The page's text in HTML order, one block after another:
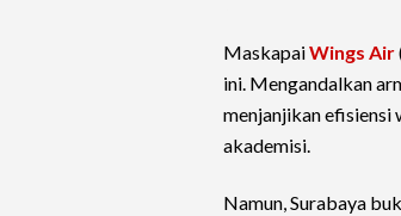
MaskapaiWings Air
ini. Mengandalkan
menjanjikan efisiensi
akademisi.
Namun, Surabaya